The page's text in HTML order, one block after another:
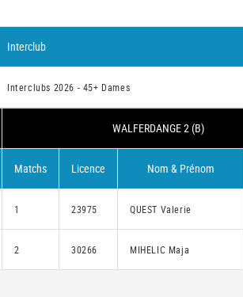
Interclub
Interclubs 2026 - 45+ Dames
WALFERDANGE 2 (B)
Matchs Licence Nom & Prénom
1 23975 QUEST Valerie
2 30266 MIHELIC Maja